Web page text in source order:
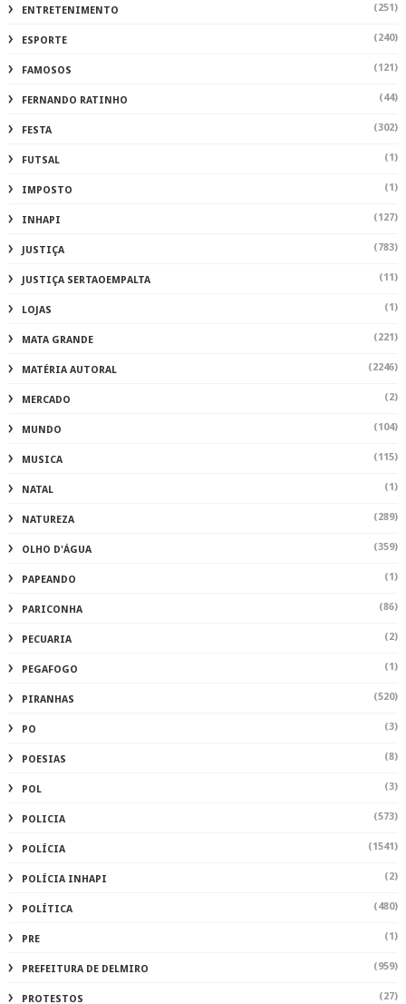
ENTRETENIMENTO (251)
ESPORTE (240)
FAMOSOS (121)
FERNANDO RATINHO (44)
FESTA (302)
FUTSAL (1)
IMPOSTO (1)
INHAPI (127)
JUSTIÇA (783)
JUSTIÇA SERTAOEMPALTA (11)
LOJAS (1)
MATA GRANDE (221)
MATÉRIA AUTORAL (2246)
MERCADO (2)
MUNDO (104)
MUSICA (115)
NATAL (1)
NATUREZA (289)
OLHO D'ÁGUA (359)
PAPEANDO (1)
PARICONHA (86)
PECUARIA (2)
PEGAFOGO (1)
PIRANHAS (520)
PO (3)
POESIAS (8)
POL (3)
POLICIA (573)
POLÍCIA (1541)
POLÍCIA INHAPI (2)
POLÍTICA (480)
PRE (1)
PREFEITURA DE DELMIRO (959)
PROTESTOS (27)